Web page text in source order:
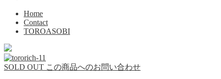
Home
Contact
TOROASOBI
SOLD OUT この商品へのお問い合わせ